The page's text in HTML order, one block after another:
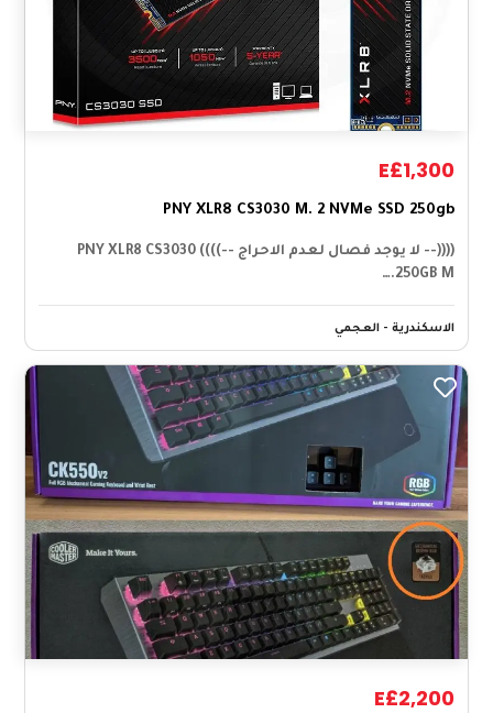
PNY XLR8 CS3030 M. 2 NVMe SSD 250gb
((((-- لا يوجد فصال لعدم الاحراج --)))) PNY XLR8 CS3030
250GB M.…
الاسكندرية - العجمي
E£1,300
E£2,200